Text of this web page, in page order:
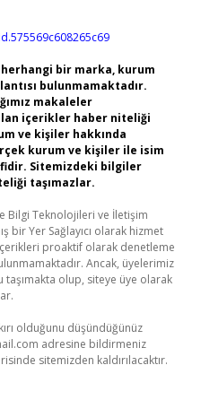
bir marka, kurum
bulunmamaktadır.
makaleler
içerikler haber niteliği
ve kişiler hakkında
kurum ve kişiler ile isim
Sitemizdeki bilgiler
taşımazlar.
Bilgi Teknolojileri ve İletişim
bir Yer Sağlayıcı olarak hizmet
proaktif olarak denetleme
Ancak, üyelerimiz
taşımakta olup, siteye üye olarak
olduğunu düşündüğünüz
adresine bildirmeniz
sitemizden kaldırılacaktır.